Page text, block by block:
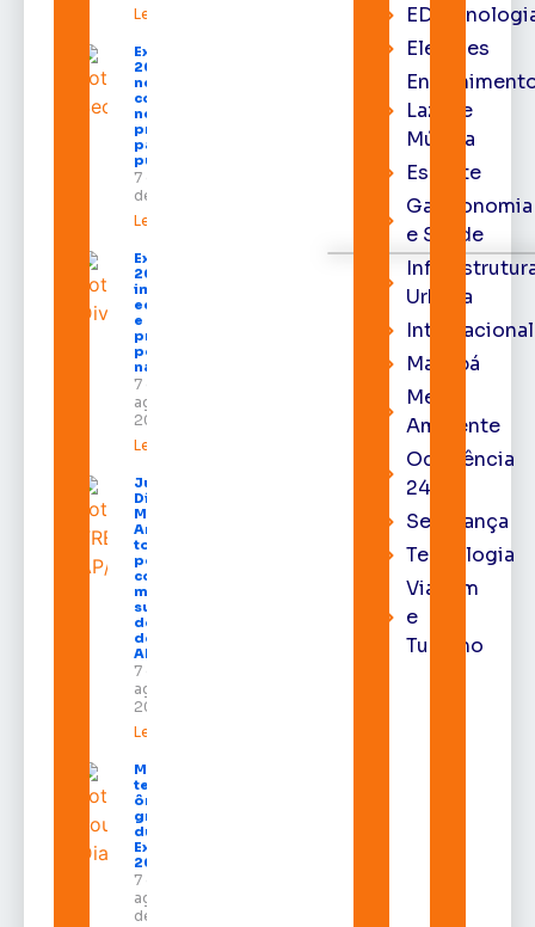
Leia mais »
Expofeira
2026 começa
neste sábado
com shows,
negócios e
programação
para todos os
públicos
7 de agosto
de 2026
Leia mais »
Expofeira
2026
impulsiona
economia
e aumenta
procura
por hotéis
na capital
7 de
agosto de
2026
Leia mais »
Juiz
Diego
Moura de
Araújo
toma
posse
como
membro
substituto
do Pleno
do TRE-
AP
7 de
agosto de
2026
Leia mais »
Macapá
terá
ônibus
gratuitos
durante a
Expofeira
2026
7 de
agosto
de 2026
Eleições
Lazer e
Música
Esporte
Gastronomia
e Saúde
Urbana
Internacional
Macapá
Meio
Ambiente
Ocorrência
24h
Segurança
Tecnologia
Viagem
e
Turismo